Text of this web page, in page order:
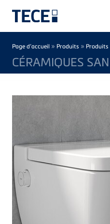
Breadcrumb
Page d’accueil » Produits »
CÉRAMIQUES